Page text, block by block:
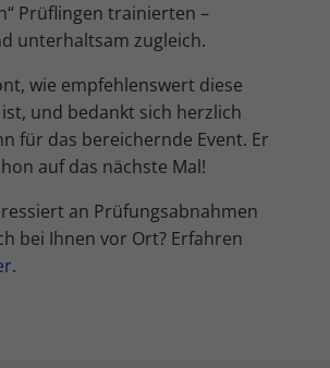
Prüflingen trainierten –
unterhaltsam zugleich.
wie empfehlenswert diese
und bedankt sich herzlich
für das bereichernde Event. Er
auf das nächste Mal!
an Prüfungsabnahmen
bei Ihnen vor Ort? Erfahren
.
Cookie-Informationen anzeigen